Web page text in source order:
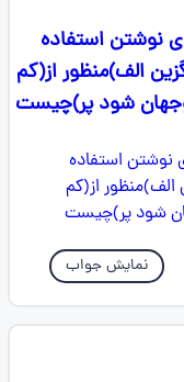
نوشتن استفاده
الف)منظور از(کم
شود پر)چیست
نمایش جواب